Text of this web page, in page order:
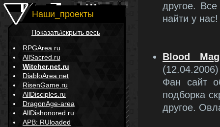
Наши_проекты
Показать\скрыть весь
RPGArea.ru
AllSacred.ru
Witcher.net.ru
DiabloArea.net
RisenGame.ru
AllDisciples.ru
DragonAge-area
AllDishonored.ru
APB: RUloaded
другое.
найти у нас!
Blood
(12.04.2006)
Фан сайт
подборка
другое.